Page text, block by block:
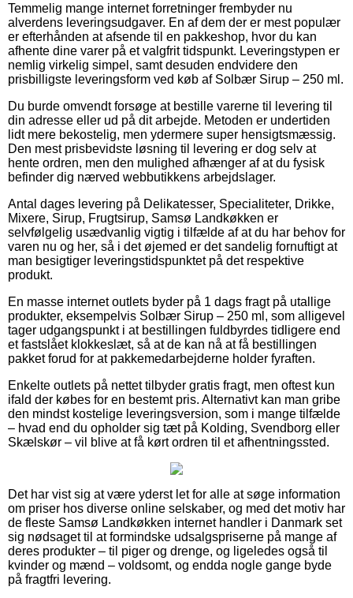
Temmelig mange internet forretninger frembyder nu
alverdens leveringsudgaver. En af dem der er mest populær
er efterhånden at afsende til en pakkeshop, hvor du kan
afhente dine varer på et valgfrit tidspunkt. Leveringstypen er
nemlig virkelig simpel, samt desuden endvidere den
prisbilligste leveringsform ved køb af Solbær Sirup – 250 ml.
Du burde omvendt forsøge at bestille varerne til levering til
din adresse eller ud på dit arbejde. Metoden er undertiden
lidt mere bekostelig, men ydermere super hensigtsmæssig.
Den mest prisbevidste løsning til levering er dog selv at
hente ordren, men den mulighed afhænger af at du fysisk
befinder dig nærved webbutikkens arbejdslager.
Antal dages levering på Delikatesser, Specialiteter, Drikke,
Mixere, Sirup, Frugtsirup, Samsø Landkøkken er
selvfølgelig usædvanlig vigtig i tilfælde af at du har behov for
varen nu og her, så i det øjemed er det sandelig fornuftigt at
man besigtiger leveringstidspunktet på det respektive
produkt.
En masse internet outlets byder på 1 dags fragt på utallige
produkter, eksempelvis Solbær Sirup – 250 ml, som alligevel
tager udgangspunkt i at bestillingen fuldbyrdes tidligere end
et fastslået klokkeslæt, så at de kan nå at få bestillingen
pakket forud for at pakkemedarbejderne holder fyraften.
Enkelte outlets på nettet tilbyder gratis fragt, men oftest kun
ifald der købes for en bestemt pris. Alternativt kan man gribe
den mindst kostelige leveringsversion, som i mange tilfælde
– hvad end du opholder sig tæt på Kolding, Svendborg eller
Skælskør – vil blive at få kørt ordren til et afhentningssted.
Det har vist sig at være yderst let for alle at søge information
om priser hos diverse online selskaber, og med det motiv har
de fleste Samsø Landkøkken internet handler i Danmark set
sig nødsaget til at formindske udsalgspriserne på mange af
deres produkter – til piger og drenge, og ligeledes også til
kvinder og mænd – voldsomt, og endda nogle gange byde
på fragtfri levering.